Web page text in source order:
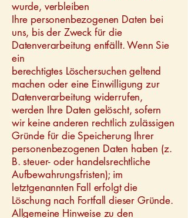
wurde, verbleiben
Ihre personenbezogenen Daten bei
uns, bis der Zweck für die
Datenverarbeitung entfällt. Wenn Sie
ein
berechtigtes Löschersuchen geltend
machen oder eine Einwilligung zur
Datenverarbeitung widerrufen,
werden Ihre Daten gelöscht, sofern
wir keine anderen rechtlich zulässigen
Gründe für die Speicherung Ihrer
personenbezogenen Daten haben (z.
B. steuer- oder handelsrechtliche
Aufbewahrungsfristen); im
letztgenannten Fall erfolgt die
Löschung nach Fortfall dieser Gründe.
Allgemeine Hinweise zu den